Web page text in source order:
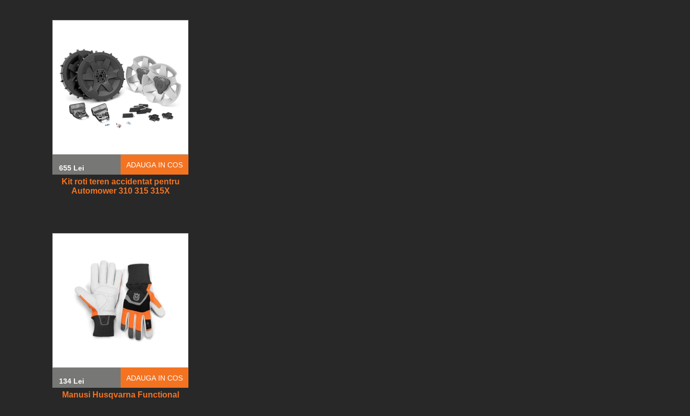
655 Lei ADAUGA IN COS
Kit roti teren accidentat pentru
Automower 310 315 315X
134 Lei ADAUGA IN COS
Manusi Husqvarna Functional